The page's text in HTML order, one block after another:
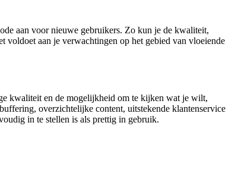
aan voor nieuwe gebruikers. Zo kun je de kwaliteit,
voldoet aan je verwachtingen op het gebied van vloeiende
kwaliteit en de mogelijkheid om te kijken wat je wilt,
overzichtelijke content, uitstekende klantenservice
in te stellen is als prettig in gebruik.